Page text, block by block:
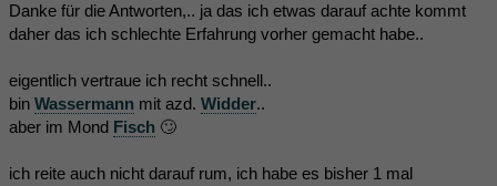
Danke für die Antworten,.. ja das ich etwas darauf achte kommt
daher das ich schlechte Erfahrung vorher gemacht habe..
eigentlich vertraue ich recht schnell..
bin Wassermann mit azd. Widder..
aber im Mond Fisch 🙄
ich reite auch nicht darauf rum, ich habe es bisher 1 mal